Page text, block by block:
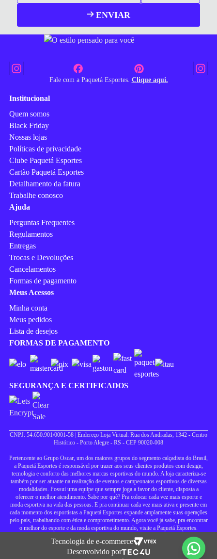
ENVIAR
Fale com a Paquetá Esportes. Clique aqui.
Institucional
Quem somos
Black Friday
Nossas lojas
Políticas de privacidade
Clube Paquetá Esportes
Cartão Paquetá Esportes
Detalhamento da fatura
Trabalhe conosco
Ajuda
Perguntas Frequentes
Regulamentos
Entregas
Trocas e Devoluções
Cancelamentos
Formas de pagamento
Meus Acessos
Minha conta
Meus pedidos
Lista de desejos
FORMAS DE PAGAMENTO
SEGURANÇA E CERTIFICADOS
CNPJ: 54.650.901/0001-58 | Endereço Loja Virtual: Rua dos Andradas, 1342 - Centro
Histórico - Porto Alegre - RS - CEP 90020-008
Pertencente ao Grupo Oscar, um dos maiores grupos do segmento calçadista do Brasil,
a Paquetá Esportes é responsável por trazer aos seus clientes produtos com design,
tecnologia e conforto das melhores marcas esportivas do mundo. A loja caracteriza-se
também por ser atuante na realização de eventos e campeonatos esportivos de diversas
modalidades. Possui uma equipe que sempre joga a favor do cliente, disposta a
oferecer o melhor atendimento. Sabe por quê? Pra colocar cada vez mais esporte e
moda esportiva na vida das pessoas. E pra continuar cada vez mais ativa e presente em
cada momento dos esportistas a Paquetá Esportes expande amplamente suas operações
pelo país, trabalhando com ética e comprometimento. Agora você já sabe, pra encontrar
o melhor do esporte e da moda esportiva do mundo, visite a Paquetá Esportes.
Tecnologia de e-commerce
Desenvolvido por